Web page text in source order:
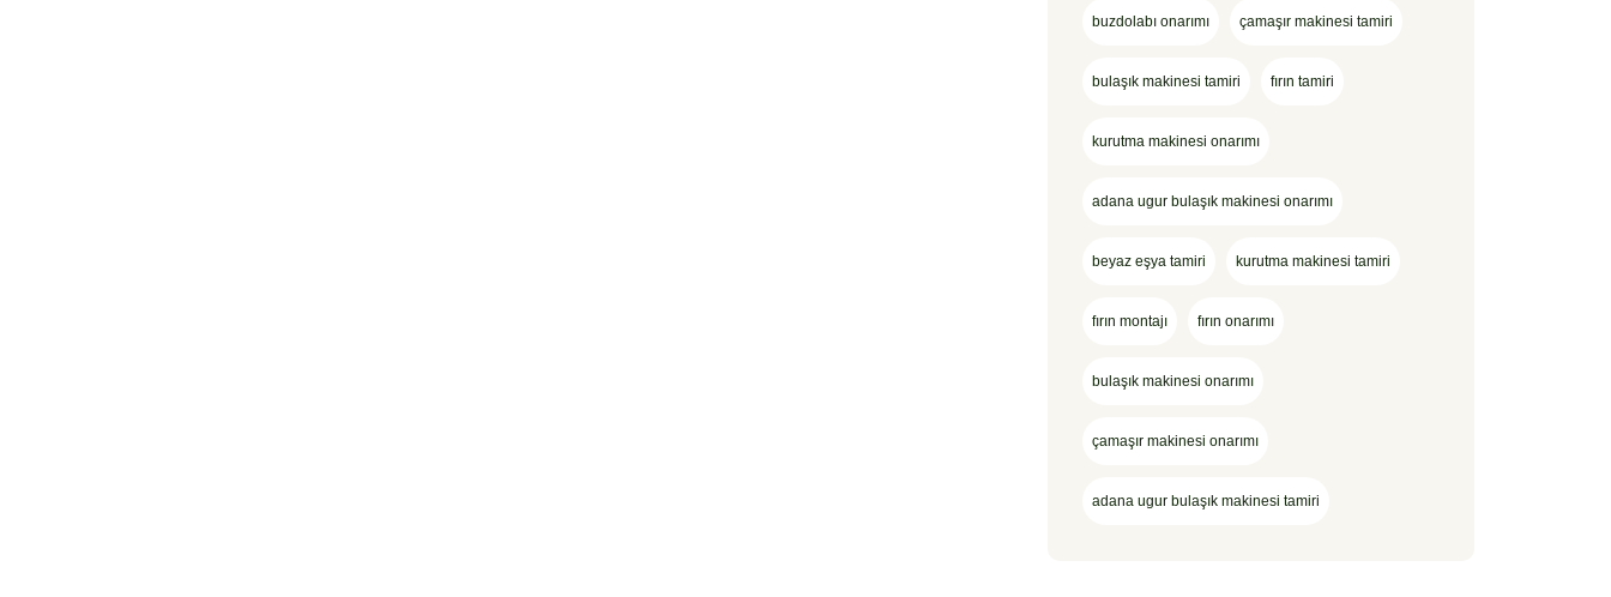
buzdolabı onarımı çamaşır makinesi tamiri
bulaşık makinesi tamiri fırın tamiri
kurutma makinesi onarımı
adana ugur bulaşık makinesi onarımı
beyaz eşya tamiri kurutma makinesi tamiri
fırın montajı fırın onarımı
bulaşık makinesi onarımı
çamaşır makinesi onarımı
adana ugur bulaşık makinesi tamiri